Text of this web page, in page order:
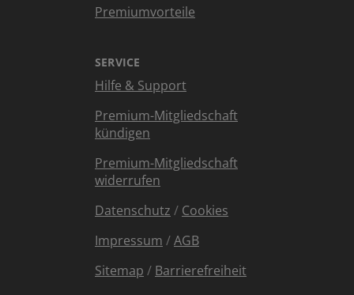
Premiumvorteile
SERVICE
Hilfe & Support
Premium-Mitgliedschaft
kündigen
Premium-Mitgliedschaft
widerrufen
Datenschutz / Cookies
Impressum /AGB
Sitemap / Barrierefreiheit